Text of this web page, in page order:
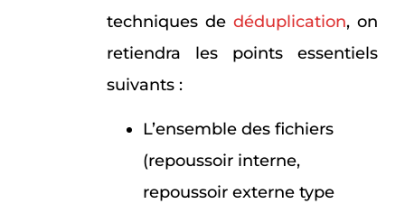
techniques de déduplication, on
retiendra les points essentiels
suivants :
L’ensemble des fichiers
(repoussoir interne,
repoussoir externe type